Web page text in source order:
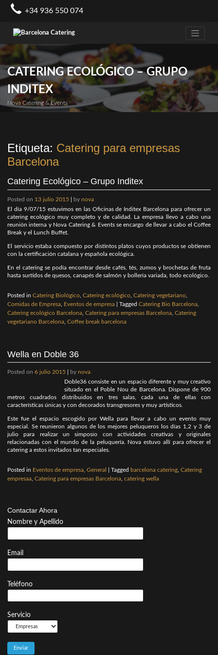
+34 936 550 074
CATERING ECOLÓGICO – GRUPO
INDITEX
Nova Catering & Events
Etiqueta: Catering para empresas
Barcelona
Catering Ecológico – Grupo Inditex
Posted on 13 julio 2015 by nova
El día 9/07/15 estuvimos en las Oficinas de Inditex Barcelona para ofrecer un
catering ecológico muy completo y de calidad. La empresa llevo a cabo una
reunión interna y Nova Catering & Events se encargo de llevar a cabo el Coffee
Break y el Lunch Buffet.
El servicio estaba compuesto por distintos platos cuyos productos se obtienen
con la certificación catalana y española ecológica.
En el catering se podía encontrar desde cafés, tés, zumos y brochetas de fruta
hasta surtidos de quesos, canapés de salmón y bollería variada, todo ecológico.
Posted in Catering Biológico Catering ecológico Catering vegetariano
Comidas de Empresa Eventos de empresa Tagged Catering Bio Barcelona
Catering ecológico Barcelona Catering para empresas Barcelona Catering
vegetariano Barcelona Coffee break barcelona
Wella en Doble 36
Posted on 6 julio 2015 by nova
Doble36 consiste en un espacio diferente y muy creativo
situado en el Poble Nou de Barcelona. Dispone de 900
metros cuadrados distribuidos en tres salas, cada una de ellas con
características únicas y con decorados transgresores y muy artísticos.
Este fue el espacio escogido por Wella para llevar a cabo un evento muy
especial. Se reunieron algunos de los mejores peluqueros los días 1,2 y 3 de
julio para realizar un simposio con actividades creativas y originales
relacionadas con el mundo de la peluquería. Nova estuvo allí para ofrecer el
catering a estos invitados tan especiales.
Posted in Eventos de empresa General Tagged barcelona catering Catering
empresaa Catering para empresas Barcelona catering wella
Contactar Ahora
Nombre y Apellido
Email
Teléfono
Servicio